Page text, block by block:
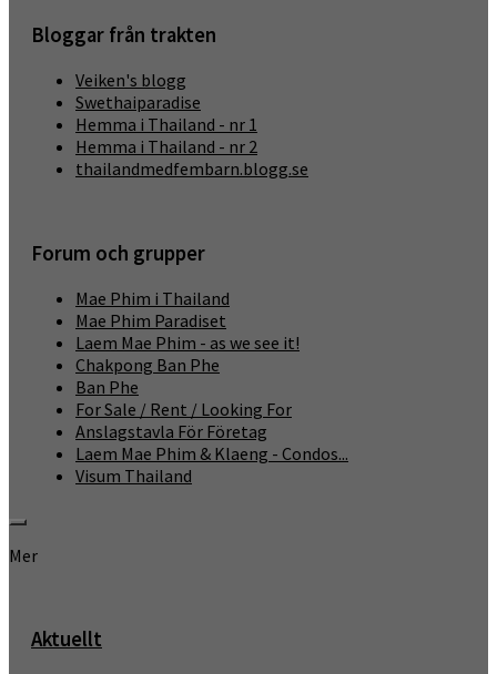
Bloggar från trakten
Veiken's blogg
Swethaiparadise
Hemma i Thailand - nr 1
Hemma i Thailand - nr 2
thailandmedfembarn.blogg.se
Forum och grupper
Mae Phim i Thailand
Mae Phim Paradiset
Laem Mae Phim - as we see it!
Chakpong Ban Phe
Ban Phe
For Sale / Rent / Looking For
Anslagstavla För Företag
Laem Mae Phim & Klaeng - Condos...
Visum Thailand
Mer
Aktuellt